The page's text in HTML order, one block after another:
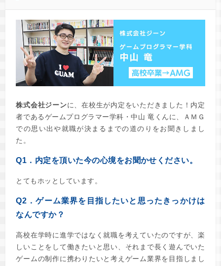
株式会社ジーンに、在校生が内定をいただきました！内定
者であるゲームプログラマー学科・中山 竜くんに、ＡＭＧ
での思い出や就職が決まるまでの道のりをお聞きしまし
た。
Q1．内定を頂いた今の心境をお聞かせください。
とてもホッとしています。
Q2．ゲーム業界を目指したいと思ったきっかけは
なんですか？
高校在学時に進学ではなく就職を考えていたのですが、楽
しいことをして働きたいと思い、それまで長く遊んでいた
ゲームの制作に携わりたいと考えゲーム業界を目指しまし